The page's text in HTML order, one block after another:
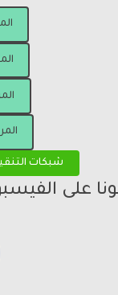
شبكات
على